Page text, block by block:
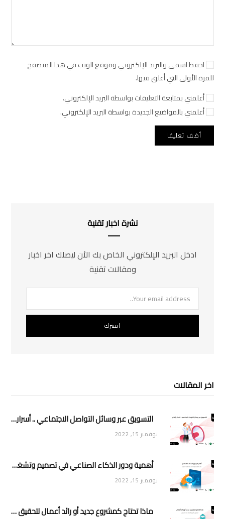
احفظ اسمي والبريد الإلكتروني وموقع الويب في هذا المتصفح
للمرة الأولى التي أعلق فيها.
أعلمني بمتابعة التعليقات بواسطة البريد الإلكتروني.
أعلمني بالمواضيع الجديدة بواسطة البريد الإلكتروني.
نشرة اخبار تقنية
ادخل البريد الإلكتروني الخاص بك الأن ليصلك اخر اخبار
ومقالات تقنية
اخر المقالات
التسويق عبر وسائل التواصل الاجتماعي .. أسرار وأفكار
نوفمبر 15, 2022
أهمية ودور الذكاء الصناعي في تصميم وتشغيل تطبيقات الجوال
نوفمبر 15, 2022
ماذا تحتاج كمشروع جديد أو رائد أعمال لتحقيق تأثير وانتشار في السوق